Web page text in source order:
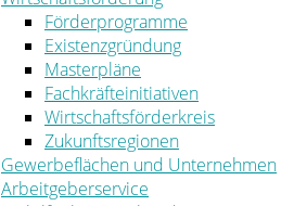
Förderprogramme
Existenzgründung
Masterpläne
Fachkräfteinitiativen
Wirtschaftsförderkreis
Zukunftsregionen
Gewerbeflächen und Unternehmen
Arbeitgeberservice